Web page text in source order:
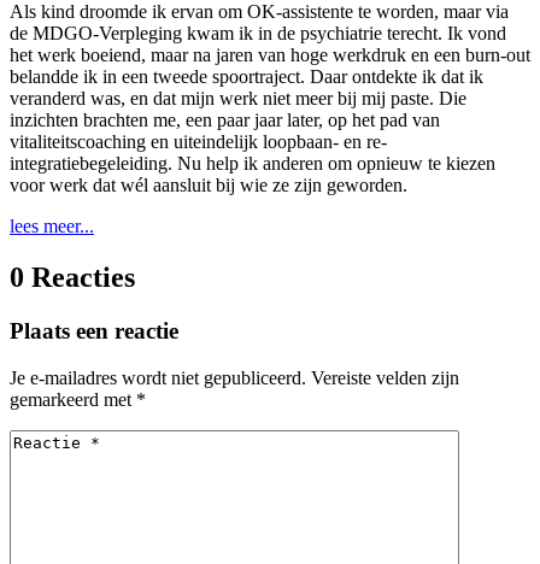
Als kind droomde ik ervan om OK-assistente te worden, maar via
de MDGO-Verpleging kwam ik in de psychiatrie terecht. Ik vond
het werk boeiend, maar na jaren van hoge werkdruk en een burn-out
belandde ik in een tweede spoortraject. Daar ontdekte ik dat ik
veranderd was, en dat mijn werk niet meer bij mij paste. Die
inzichten brachten me, een paar jaar later, op het pad van
vitaliteitscoaching en uiteindelijk loopbaan- en re-
integratiebegeleiding. Nu help ik anderen om opnieuw te kiezen
voor werk dat wél aansluit bij wie ze zijn geworden.
lees meer...
0 Reacties
Plaats een reactie
Je e-mailadres wordt niet gepubliceerd. Vereiste velden zijn
gemarkeerd met *